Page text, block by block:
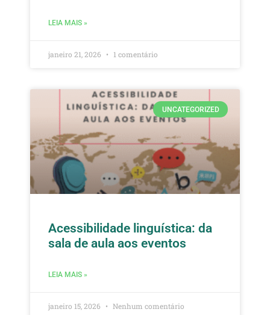
LEIA MAIS »
janeiro 21, 2026 1 comentário
UNCATEGORIZED
Acessibilidade linguística: da
sala de aula aos eventos
LEIA MAIS »
janeiro 15, 2026 Nenhum comentário